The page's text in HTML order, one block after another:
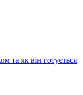
та як він готується